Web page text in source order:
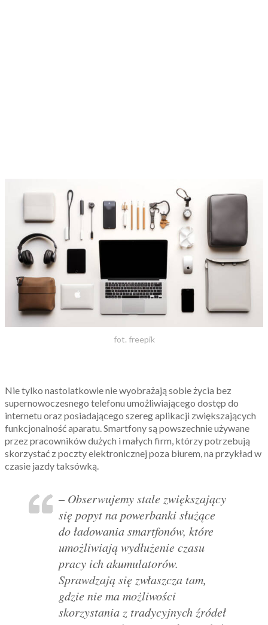
fot. freepik
Nie tylko nastolatkowie nie wyobrażają sobie życia bez
supernowoczesnego telefonu umożliwiającego dostęp do
internetu oraz posiadającego szereg aplikacji zwiększających
funkcjonalność aparatu. Smartfony są powszechnie używane
przez pracowników dużych i małych firm, którzy potrzebują
skorzystać z poczty elektronicznej poza biurem, na przykład w
czasie jazdy taksówką.
– Obserwujemy stale zwiększający
się popyt na powerbanki służące
do ładowania smartfonów, które
umożliwiają wydłużenie czasu
pracy ich akumulatorów.
Sprawdzają się zwłaszcza tam,
gdzie nie ma możliwości
skorzystania z tradycyjnych źródeł